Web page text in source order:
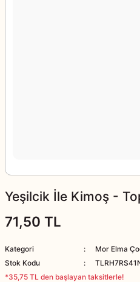
Yeşilcik İle Kimoş -
71,50 TL
Kategori
Mor Elma
Stok Kodu
*35,75 TL den başlayan taksitlerle!